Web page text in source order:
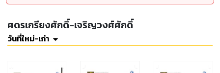
ศดรเกรียงศักดิ์-เจริญวงศ์ศักดิ์
วันที่ใหม่-เก่า